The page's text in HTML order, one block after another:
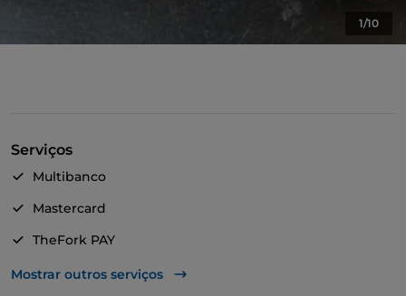
1/10
Serviços
Multibanco
Mastercard
TheFork PAY
UnionPay via TheFork PAY
Mostrar outros serviços